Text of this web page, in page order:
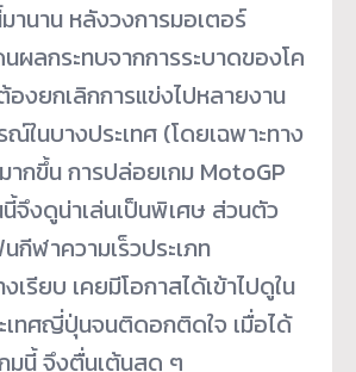
านาน หลังวงการมอเตอร์
ผลกระทบจากการระบาดของโค
งยกเลิกการแข่งไปหลายงาน
ในบางประเทศ (โดยเฉพาะทาง
ากขึ้น การปล่อยเกม MotoGP
จึงดูน่าเล่นเป็นพิเศษ ส่วนตัว
กีฬาความเร็วประเภท
เรียบ เคยมีโอกาสได้เข้าไปดูใน
เทศญี่ปุ่นจนติดอกติดใจ เมื่อได้
มนี้ จึงตื่นเต้นสุด ๆ